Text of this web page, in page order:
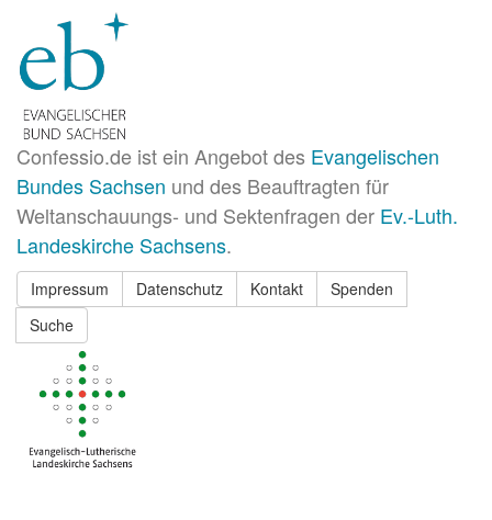
Confessio.de ist ein Angebot des Evangelischen
Bundes Sachsen und des Beauftragten für
Weltanschauungs- und Sektenfragen der Ev.-Luth.
Landeskirche Sachsens.
Impressum Datenschutz Kontakt
Spenden
Suche